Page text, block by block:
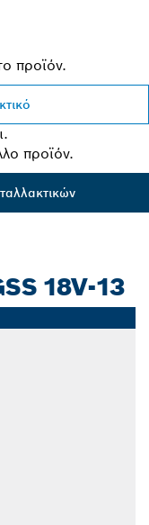
προϊόν.
προϊόν.
18V-13